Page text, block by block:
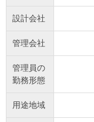
設計会社
管理会社
管理員の
勤務形態
用途地域